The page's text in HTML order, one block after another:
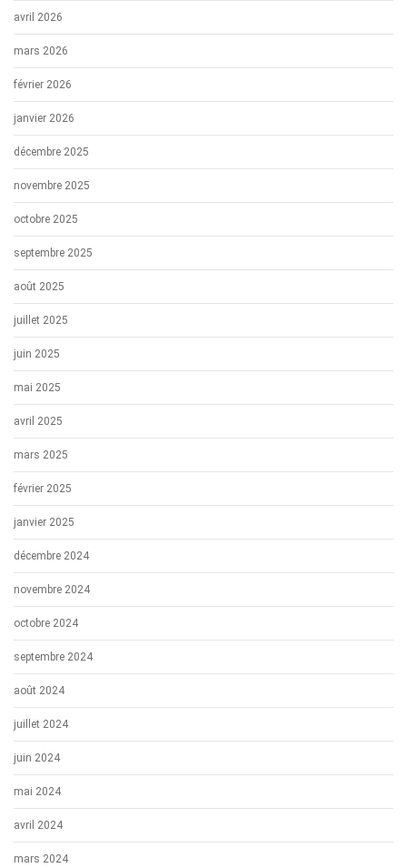
avril 2026
mars 2026
février 2026
janvier 2026
décembre 2025
novembre 2025
octobre 2025
septembre 2025
août 2025
juillet 2025
juin 2025
mai 2025
avril 2025
mars 2025
février 2025
janvier 2025
décembre 2024
novembre 2024
octobre 2024
septembre 2024
août 2024
juillet 2024
juin 2024
mai 2024
avril 2024
mars 2024